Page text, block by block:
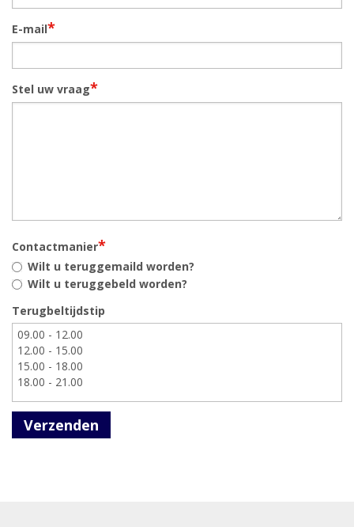
E-mail*
Stel uw vraag*
Contactmanier*
Wilt u teruggemaild worden?
Wilt u teruggebeld worden?
Terugbeltijdstip
Verzenden